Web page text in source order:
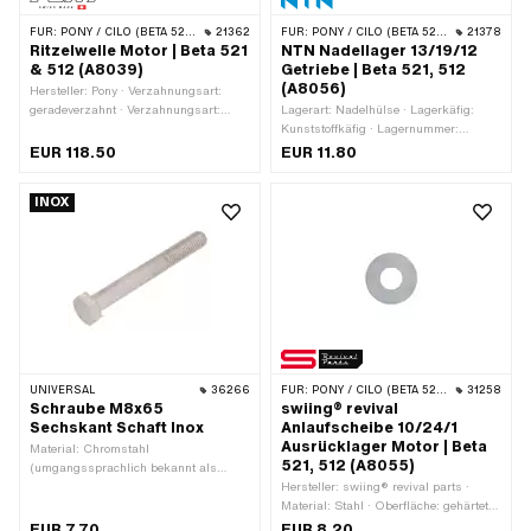
FÜR: PONY / CILO (BETA 521 & 512) 21362
Ritzelwelle Motor | Beta 521
& 512 (A8039)
Hersteller: Pony · Verzahnungsart:
geradeverzahnt · Verzahnungsart:
Konusbefestigung
EUR 118.50
FÜR: PONY / CILO (BETA 521 & 512) 21378
NTN Nadellager 13/19/12
Getriebe | Beta 521, 512
(A8056)
Lagerart: Nadelhülse · Lagerkäfig:
Kunststoffkäfig · Lagernummer:
HK1312 · Dimension Nadellager: 13/19
EUR 11.80
INOX
UNIVERSAL 36266
Schraube M8x65
Sechskant Schaft Inox
Material: Chromstahl
(umgangssprachlich bekannt als
(Standardgewinde) ·
FÜR: PONY / CILO (BETA 521 & 512) 31258
swiing® revival
Anlaufscheibe 10/24/1
Ausrücklager Motor | Beta
521, 512 (A8055)
Hersteller: swiing® revival parts ·
Material: Stahl · Oberfläche: gehärtet
& geschliffen · Dicke: 1 mm · Ø innen: